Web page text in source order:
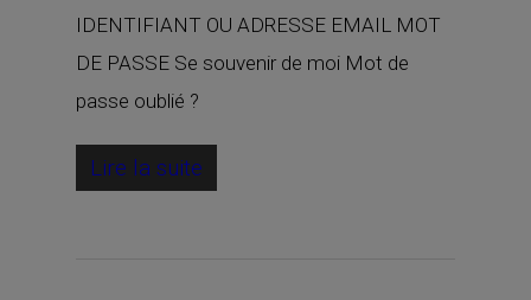
IDENTIFIANT OU ADRESSE EMAIL MOT
DE PASSE Se souvenir de moi Mot de
passe oublié ?
Lire la suite